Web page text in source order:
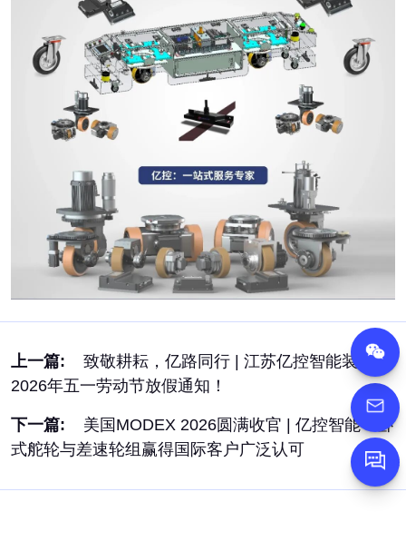
上一篇:
致敬耕耘，亿路同行 | 江苏亿控智能装备
2026年五一劳动节放假通知！
下一篇:
美国MODEX 2026圆满收官 | 亿控智能：卧
式舵轮与差速轮组赢得国际客户广泛认可
Message